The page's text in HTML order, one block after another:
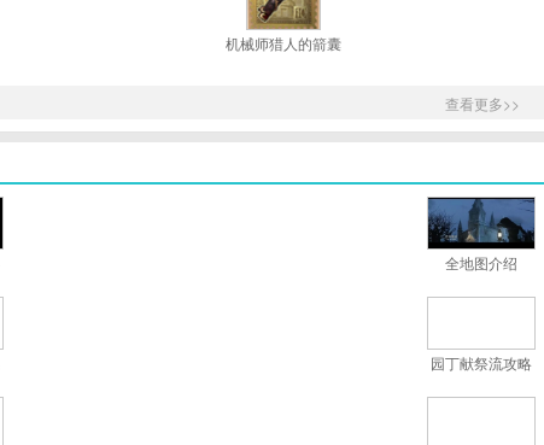
机械师猎人的箭囊
查看更多>>
全地图介绍
园丁献祭流攻略